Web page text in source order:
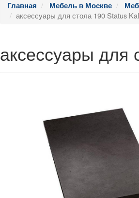
Главная Мебель в Москве
аксессуары для стола 190 Status
аксессуары для